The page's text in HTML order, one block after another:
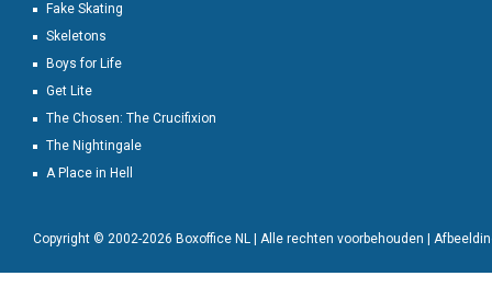
Fake Skating
Skeletons
Boys for Life
Get Lite
The Chosen: The Crucifixion
The Nightingale
A Place in Hell
Copyright © 2002-2026 Boxoffice NL | Alle rechten voorbehouden |